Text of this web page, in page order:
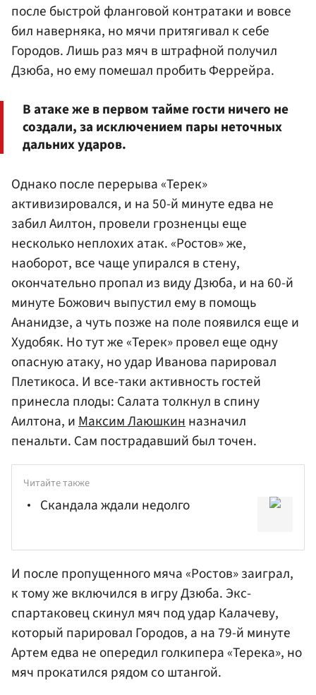
после быстрой фланговой контратаки и вовсе
бил наверняка, но мячи притягивал к себе
Городов. Лишь раз мяч в штрафной получил
Дзюба, но ему помешал пробить Феррейра.
В атаке же в первом тайме гости ничего не
создали, за исключением пары неточных
дальних ударов.
Однако после перерыва «Терек»
активизировался, и на 50-й минуте едва не
забил Аилтон, провели грозненцы еще
несколько неплохих атак. «Ростов» же,
наоборот, все чаще упирался в стену,
окончательно пропал из виду Дзюба, и на 60-й
минуте Божович выпустил ему в помощь
Ананидзе, а чуть позже на поле появился еще и
Худобяк. Но тут же «Терек» провел еще одну
опасную атаку, но удар Иванова парировал
Плетикоса. И все-таки активность гостей
принесла плоды: Салата толкнул в спину
Аилтона, иМаксим Лаюшкинназначил
пенальти. Сам пострадавший был точен.
Читайте также
Скандала ждали недолго
И после пропущенного мяча «Ростов» заиграл,
к тому же включился в игру Дзюба. Экс-
спартаковец скинул мяч под удар Калачеву,
который парировал Городов, а на 79-й минуте
Артем едва не опередил голкипера «Терека», но
мяч прокатился рядом со штангой.